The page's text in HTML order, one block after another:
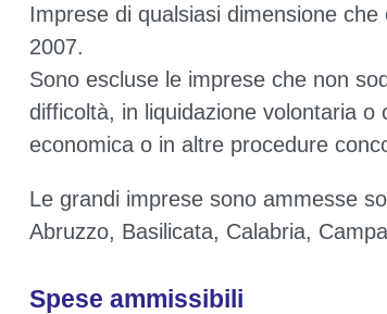
Imprese di qualsiasi dimensione
2007.
Sono escluse le imprese che non
difficoltà, in liquidazione volontaria
economica o in altre procedure
Le grandi imprese sono ammesse
Abruzzo, Basilicata, Calabria,
Spese ammissibili